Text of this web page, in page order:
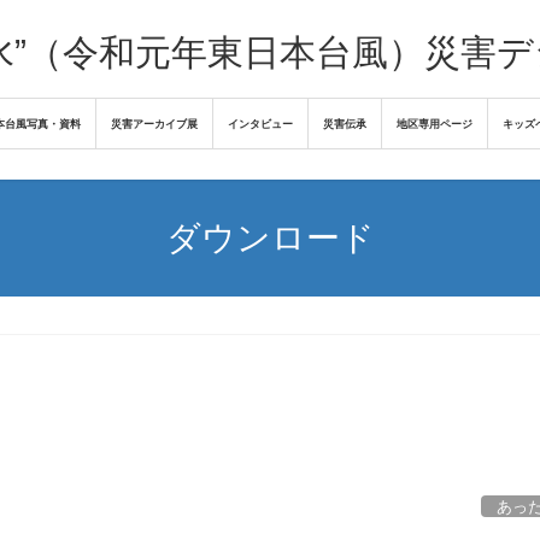
”（令和元年東日本台風）災害
台風写真・資料 災害アーカイブ展 インタビュー 災害伝承 地区専用ページ キッズ
ダウンロード
あっ